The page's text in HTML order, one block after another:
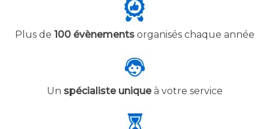
Plus de 100 évènementsorganisés chaque année
Un spécialiste uniqueà votre service